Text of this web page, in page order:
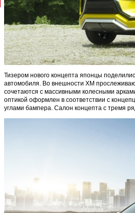
Тизером нового концепта японцы
автомобиля. Во внешности XM
сочетаются с массивными колесными
оптикой оформлен в соответствии с
углами бампера. Салон концепта с тремя